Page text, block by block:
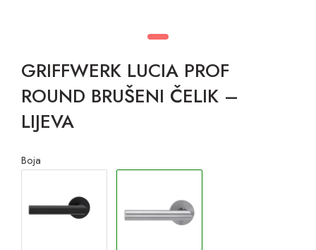
GRIFFWERK LUCIA PROF
ROUND BRUŠENI ČELIK –
LIJEVA
Boja